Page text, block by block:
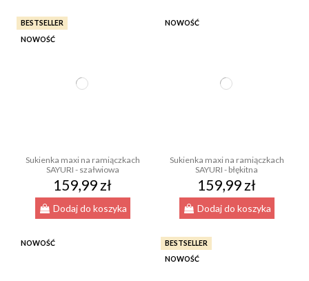
BESTSELLER
NOWOŚĆ
Sukienka maxi na ramiączkach
SAYURI - szałwiowa
159,99 zł
Dodaj do koszyka
NOWOŚĆ
Sukienka maxi na ramiączkach
SAYURI - błękitna
159,99 zł
Dodaj do koszyka
NOWOŚĆ
BESTSELLER
NOWOŚĆ